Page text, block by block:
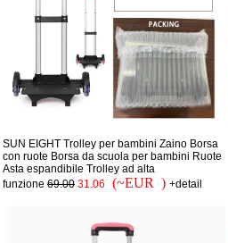
SUN EIGHT Trolley per bambini Zaino Borsa
con ruote Borsa da scuola per bambini Ruote
Asta espandibile Trolley ad alta
funzione 69.00 31.06 (~EUR ) +detail